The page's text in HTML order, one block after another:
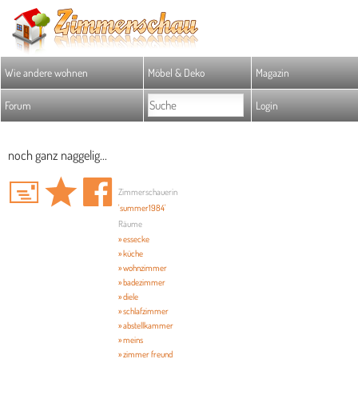
Wie andere wohnen Möbel & Deko Magazin
Forum Login
noch ganz naggelig...
Zimmerschauerin
'summer1984'
Räume
» essecke
» küche
» wohnzimmer
» badezimmer
» diele
» schlafzimmer
» abstellkammer
» meins
» zimmer freund